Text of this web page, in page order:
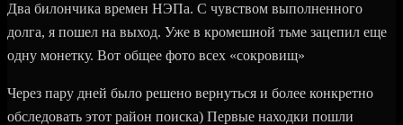
Два билончика времен НЭПа. С чувством выполненного
долга, я пошел на выход. Уже в кромешной тьме зацепил еще
одну монетку. Вот общее фото всех «сокровищ»
Через пару дней было решено вернуться и более конкретно
обследовать этот район поиска) Первые находки пошли